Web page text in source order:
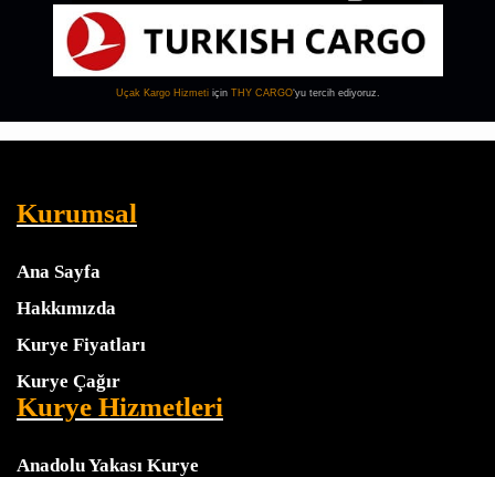
Uçak KargoHizmeti için THY CARGO‘yu tercih ediyoruz.
Kurumsal
Ana Sayfa
Hakkımızda
Kurye Fiyatları
Kurye Çağır
Kurye Hizmetleri
Anadolu Yakası Kurye